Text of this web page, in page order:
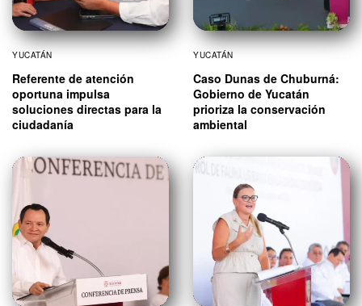
YUCATÁN
Referente de atención
oportuna impulsa
soluciones directas para la
ciudadanía
YUCATÁN
Caso Dunas de Chuburná:
Gobierno de Yucatán
prioriza la conservación
ambiental